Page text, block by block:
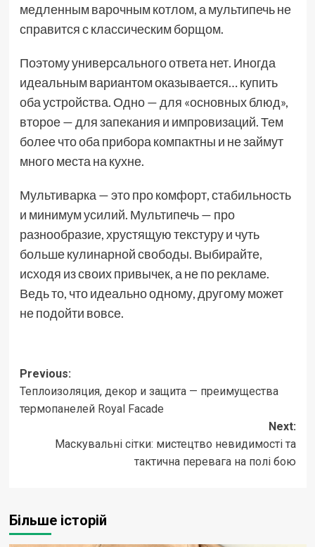
медленным варочным котлом, а мультипечь не
справится с классическим борщом.
Поэтому универсального ответа нет. Иногда
идеальным вариантом оказывается… купить
оба устройства. Одно — для «основных блюд»,
второе — для запекания и импровизаций. Тем
более что оба прибора компактны и не займут
много места на кухне.
Мультиварка — это про комфорт, стабильность
и минимум усилий. Мультипечь — про
разнообразие, хрустящую текстуру и чуть
больше кулинарной свободы. Выбирайте,
исходя из своих привычек, а не по рекламе.
Ведь то, что идеально одному, другому может
не подойти вовсе.
Post
navigation
Previous:
Теплоизоляция, декор и защита — преимущества
термопанелей Royal Facade
Next:
Маскувальні сітки: мистецтво невидимості та
тактична перевага на полі бою
Більше історій